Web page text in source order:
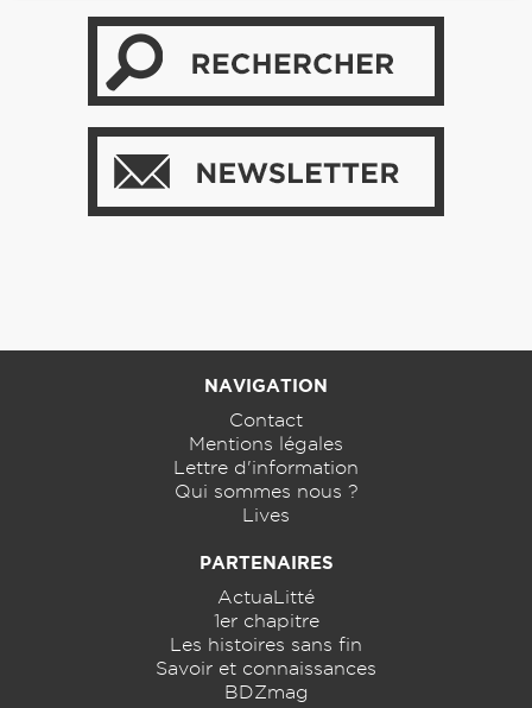
NAVIGATION
Contact
Mentions légales
Lettre d'information
Qui sommes nous ?
Lives
PARTENAIRES
ActuaLitté
1er chapitre
Les histoires sans fin
Savoir et connaissances
BDZmag